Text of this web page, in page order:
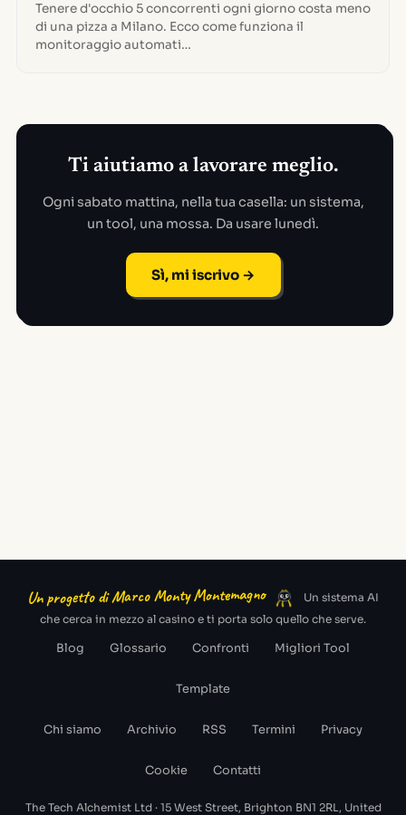
Tenere d'occhio 5 concorrenti ogni giorno costa meno
di una pizza a Milano. Ecco come funziona il
monitoraggio automati…
Ti aiutiamo a lavorare meglio.
Ogni sabato mattina, nella tua casella: un sistema,
un tool, una mossa. Da usare lunedì.
Sì, mi iscrivo →
Un progetto di Marco Monty Montemagno
Un sistema AI
che cerca in mezzo al casino e ti porta solo quello che serve.
Blog Glossario Confronti Migliori Tool
Template
Chi siamo Archivio RSS Termini Privacy
Cookie Contatti
The Tech Alchemist Ltd · 15 West Street, Brighton BN1 2RL, United